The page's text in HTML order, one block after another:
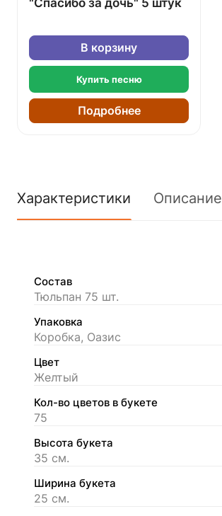
"Спасибо за дочь" 5 штук
В корзину
Купить песню
Подробнее
Характеристики Описание
Состав
Тюльпан 75 шт.
Упаковка
Коробка, Оазис
Цвет
Желтый
Кол-во цветов в букете
75
Высота букета
35 см.
Ширина букета
25 см.